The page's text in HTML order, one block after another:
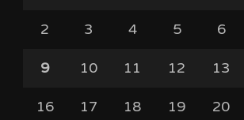
2 3 4 5 6
9 10 11 12 13
16 17 18 19 20